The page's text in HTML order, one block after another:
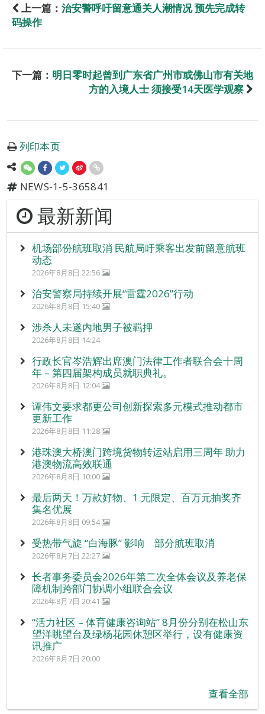
上一篇： 治安警呼吁留意通关人潮情况 预先完成转
码操作
下一篇： 明日零时起曾到广东省广州市或佛山市有关地
方的入境人士 须接受14天医学观察
列印本页
NEWS-1-5-365841
最新新闻
机场部份航班取消 民航局吁乘客出发前留意航班
动态
2026年8月8日 22:56
治安警察局持续开展“雷霆2026”行动
2026年8月8日 15:40
涉杀人未遂内地男子被羁押
2026年8月8日 14:24
行政长官岑浩辉出席澳门法律工作者联合会十周
年 – 第四届架构成员就职典礼。
2026年8月8日 12:04
谭伟文要求都更公司创新探索多元模式推动都市
更新工作
2026年8月8日 11:28
港珠澳大桥澳门跨境货物转运站启用三周年 助力
港澳物流高效联通
2026年8月8日 10:00
最后两天！万款好物、1 元限定、百万元抽奖齐
集名优展
2026年8月8日 09:54
受热带气旋 “白海豚” 影响 部分航班取消
2026年8月7日 22:27
长者事务委员会2026年第二次全体会议及养老保
障机制跨部门协调小组联合会议
2026年8月7日 20:41
“活力社区 – 体育健康咨询站” 8月份分别在松山东
望洋眺望台及绿杨花园休憩区举行，设有健康资
讯推广
2026年8月7日 20:00
查看全部